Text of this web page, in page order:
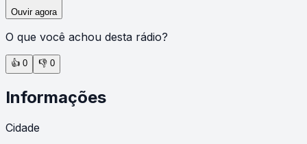
Ouvir agora
O que você achou desta rádio?
👍 0 👎 0
Informações
Cidade